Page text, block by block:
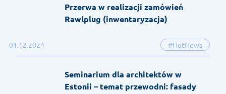
01.12.2024 #HotNews
Przerwa w realizacji zamówień
Rawlplug (inwentaryzacja)
Seminarium dla architektów w
Estonii – temat przewodni: fasady